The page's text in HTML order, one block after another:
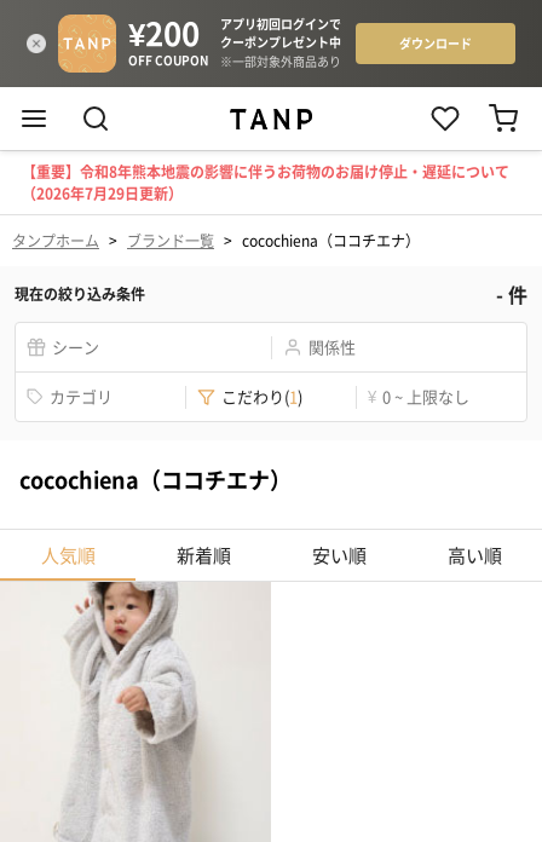
【重要】令和8年熊本地震の影響に伴うお荷物のお届け停止・遅延について
（2026年7月29日更新）
タンプホーム > ブランド一覧 > cocochiena（ココチエナ）
現在の絞り込み条件 -件
シーン 関係性
カテゴリ こだわり(1) ¥ 0 ~ 上限なし
cocochiena（ココチエナ）
人気順 新着順 安い順 高い順